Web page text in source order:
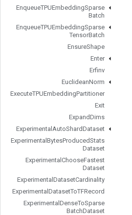
EnqueueTPUEmbeddingSparse
Batch
EnqueueTPUEmbeddingSparse
TensorBatch
EnsureShape
Enter
Erfinv
EuclideanNorm
ExecuteTPUEmbeddingPartitioner
Exit
ExpandDims
Experimental AutoShardDataset
Experimental BytesProducedStats
Dataset
Experimental ChooseFastest
Dataset
Experimental DatasetCardinality
Experimental DatasetToTFRecord
Experimental DenseToSparse
BatchDataset